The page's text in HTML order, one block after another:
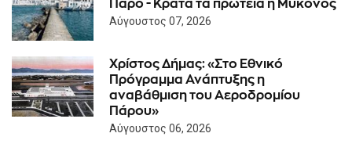
Πάρο - Κρατά τα πρωτεία η Μύκονος
Αύγουστος 07, 2026
Χρίστος Δήμας: «Στο Εθνικό
Πρόγραμμα Ανάπτυξης η
αναβάθμιση του Αεροδρομίου
Πάρου»
Αύγουστος 06, 2026